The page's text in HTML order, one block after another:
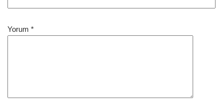
Yorum *